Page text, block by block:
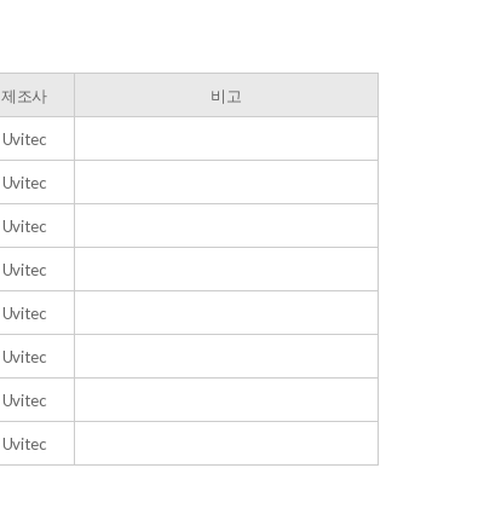
제조사 비고
Uvitec
Uvitec
Uvitec
Uvitec
Uvitec
Uvitec
Uvitec
Uvitec